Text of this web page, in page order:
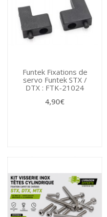
Funtek Fixations de
servo Funtek STX /
DTX : FTK-21024
4,90€